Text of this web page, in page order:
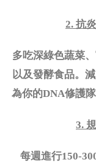
2. 抗
多吃深綠色蔬菜
以及發酵食品。
為你的DNA修護
3.
每週進行150-